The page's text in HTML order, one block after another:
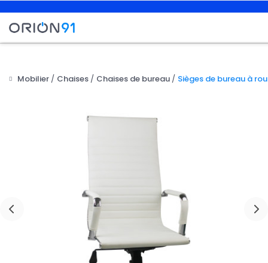
Mobilier Chaises Chaises de bureau Sièges de bureau à